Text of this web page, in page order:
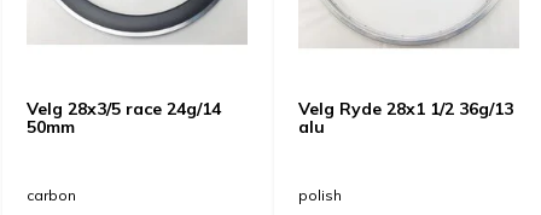
Velg 28x3/5 race 24g/14
50mm
carbon
Velg Ryde 28x1 1/2 36g/13
alu
polish